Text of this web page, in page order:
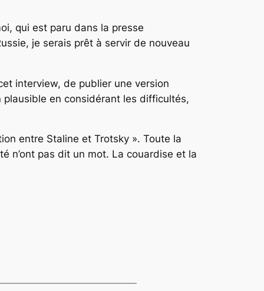
qui est paru dans la presse
je serais prêt à servir de nouveau
interview, de publier une version
plausible en considérant les difficultés,
entre Staline et Trotsky ». Toute la
n’ont pas dit un mot. La couardise et la